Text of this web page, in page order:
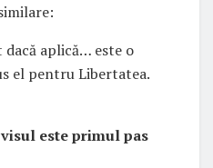
dacă aplică… este o
el pentru Libertatea.
este primul pas